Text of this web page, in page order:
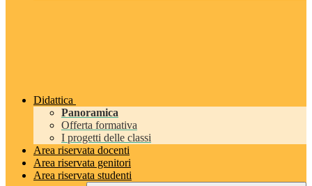
Didattica
Panoramica
Offerta formativa
I progetti delle classi
Area riservata docenti
Area riservata genitori
Area riservata studenti